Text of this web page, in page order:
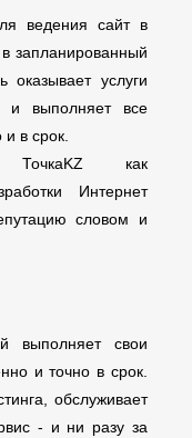
ведения сайт в
запланированный
услуги
и выполняет все
в срок.
ТочкаKZ как
Интернет
словом и
выполняет свои
и точно в срок.
обслуживает
- и ни разу за